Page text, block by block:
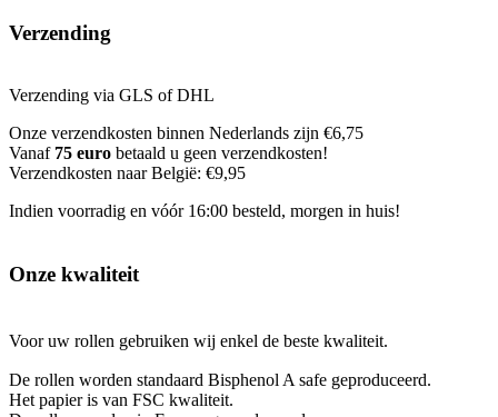
Verzending
Verzending via GLS of DHL
Onze verzendkosten binnen Nederlands zijn €6,75
Vanaf 75 euro betaald u geen verzendkosten!
Verzendkosten naar België: €9,95
Indien voorradig en vóór 16:00 besteld, morgen in huis!
Onze kwaliteit
Voor uw rollen gebruiken wij enkel de beste kwaliteit.
De rollen worden standaard Bisphenol A safe geproduceerd.
Het papier is van FSC kwaliteit.